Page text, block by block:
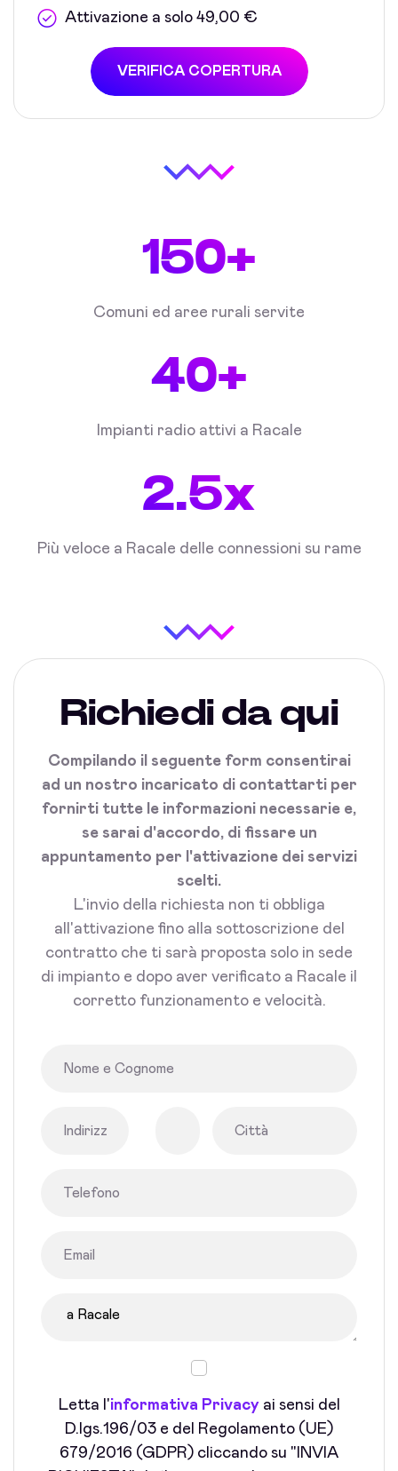
Attivazione a solo 49,00 €
VERIFICA COPERTURA
150+
Comuni ed aree rurali servite
40+
Impianti radio attivi a Racale
2.5x
Più veloce a Racale delle connessioni su rame
Richiedi da qui
Compilando il seguente form consentirai
ad un nostro incaricato di contattarti per
fornirti tutte le informazioni necessarie e,
se sarai d'accordo, di fissare un
appuntamento per l'attivazione dei servizi
scelti.
L'invio della richiesta non ti obbliga
all'attivazione fino alla sottoscrizione del
contratto che ti sarà proposta solo in sede
di impianto e dopo aver verificato a Racale il
corretto funzionamento e velocità.
Letta l'informativa Privacyai sensi del
D.lgs.196/03 e del Regolamento (UE)
679/2016 (GDPR) cliccando su "INVIA